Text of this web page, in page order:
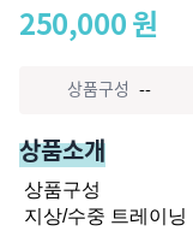
250,000원
상품구성 --
상품소개
상품구성
지상/수중 트레이